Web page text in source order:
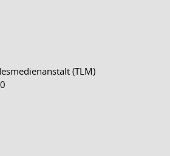
(TLM)